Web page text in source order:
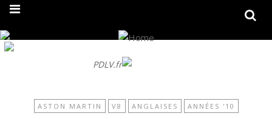
PDLV.fr
ASTON MARTIN V8 ANGLAISES ANNÉES '10